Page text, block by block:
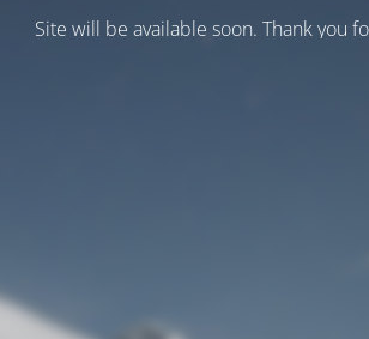
Site will be available soon. Thank you